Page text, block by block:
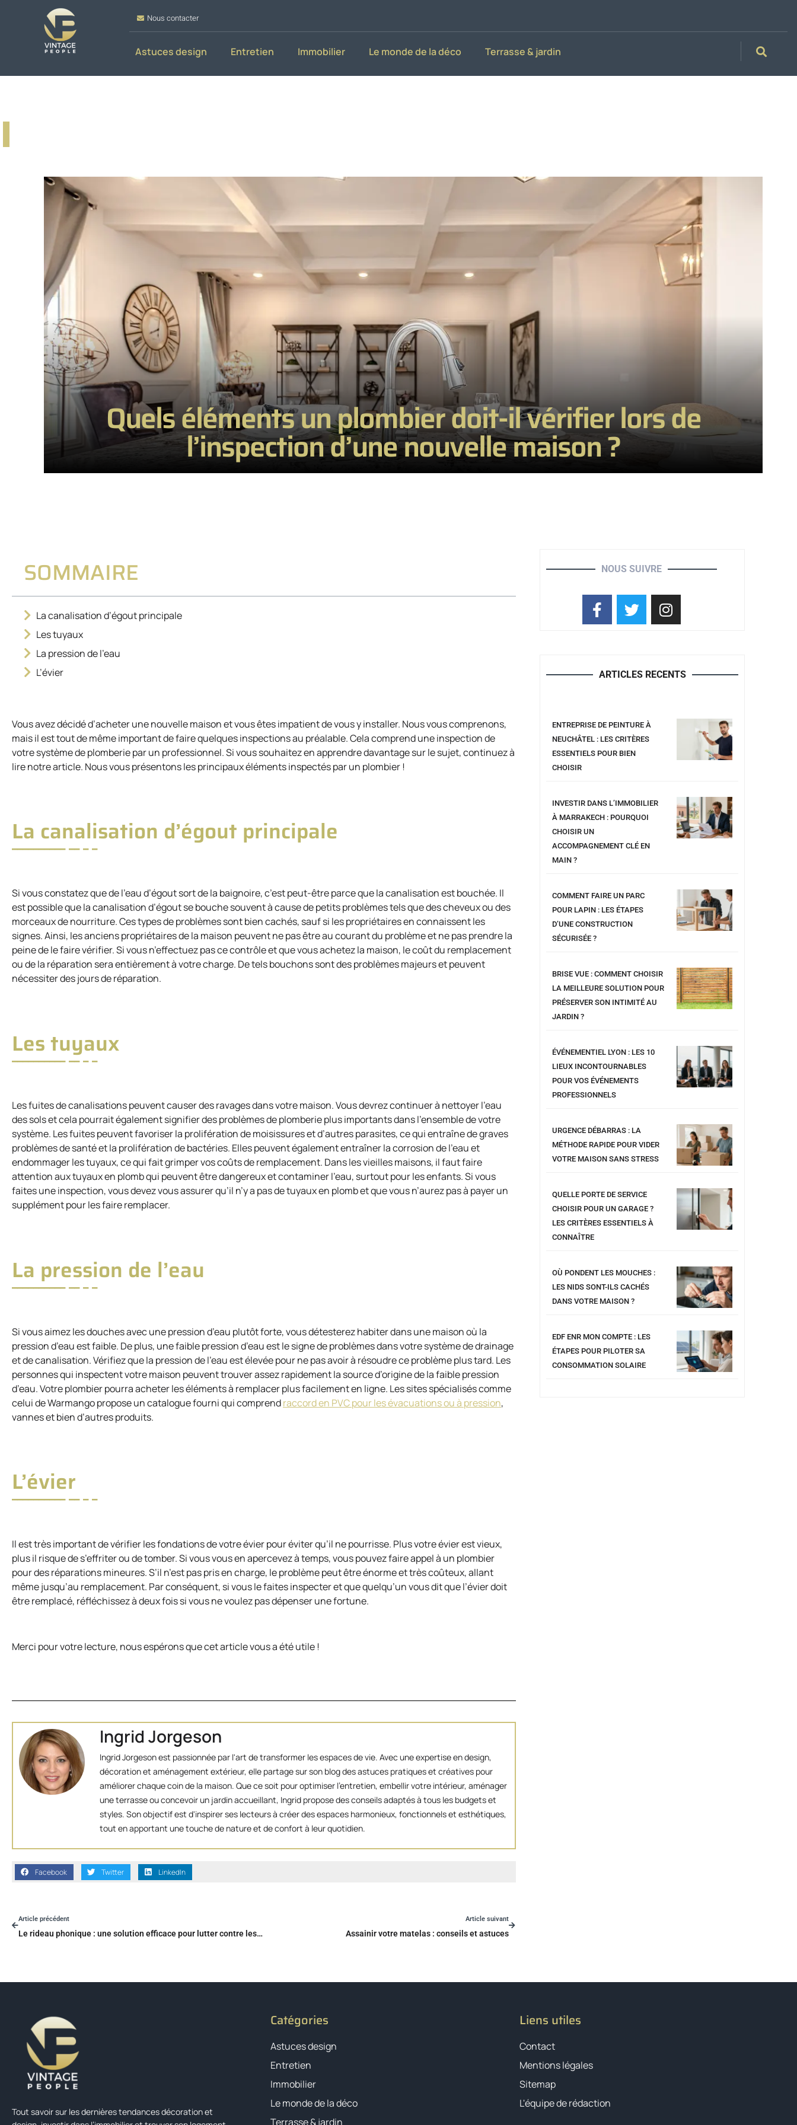
Nous contacter
Astuces design Entretien Immobilier Le monde de la déco Terrasse & jardin
Quels éléments un plombier doit-il vérifier lors de
l’inspection d’une nouvelle maison ?
SOMMAIRE
La canalisation d’égout principale
Les tuyaux
La pression de l’eau
L’évier
Vous avez décidé d’acheter une nouvelle maison et vous êtes impatient de vous y installer. Nous vous comprenons,
mais il est tout de même important de faire quelques inspections au préalable. Cela comprend une inspection de
votre système de plomberie par un professionnel. Si vous souhaitez en apprendre davantage sur le sujet, continuez à
lire notre article. Nous vous présentons les principaux éléments inspectés par un plombier !
La canalisation d’égout principale
Si vous constatez que de l’eau d’égout sort de la baignoire, c’est peut-être parce que la canalisation est bouchée. Il
est possible que la canalisation d’égout se bouche souvent à cause de petits problèmes tels que des cheveux ou des
morceaux de nourriture. Ces types de problèmes sont bien cachés, sauf si les propriétaires en connaissent les
signes. Ainsi, les anciens propriétaires de la maison peuvent ne pas être au courant du problème et ne pas prendre la
peine de le faire vérifier. Si vous n’effectuez pas ce contrôle et que vous achetez la maison, le coût du remplacement
ou de la réparation sera entièrement à votre charge. De tels bouchons sont des problèmes majeurs et peuvent
nécessiter des jours de réparation.
Les tuyaux
Les fuites de canalisations peuvent causer des ravages dans votre maison. Vous devrez continuer à nettoyer l’eau
des sols et cela pourrait également signifier des problèmes de plomberie plus importants dans l’ensemble de votre
système. Les fuites peuvent favoriser la prolifération de moisissures et d’autres parasites, ce qui entraîne de graves
problèmes de santé et la prolifération de bactéries. Elles peuvent également entraîner la corrosion de l’eau et
endommager les tuyaux, ce qui fait grimper vos coûts de remplacement. Dans les vieilles maisons, il faut faire
attention aux tuyaux en plomb qui peuvent être dangereux et contaminer l’eau, surtout pour les enfants. Si vous
faites une inspection, vous devez vous assurer qu’il n’y a pas de tuyaux en plomb et que vous n’aurez pas à payer un
supplément pour les faire remplacer.
La pression de l’eau
Si vous aimez les douches avec une pression d’eau plutôt forte, vous détesterez habiter dans une maison où la
pression d’eau est faible. De plus, une faible pression d’eau est le signe de problèmes dans votre système de drainage
et de canalisation. Vérifiez que la pression de l’eau est élevée pour ne pas avoir à résoudre ce problème plus tard. Les
personnes qui inspectent votre maison peuvent trouver assez rapidement la source d’origine de la faible pression
d’eau. Votre plombier pourra acheter les éléments à remplacer plus facilement en ligne. Les sites spécialisés comme
celui de Warmango propose un catalogue fourni qui comprendraccord en PVC pour les évacuations ou à pression,
vannes et bien d’autres produits.
L’évier
Il est très important de vérifier les fondations de votre évier pour éviter qu’il ne pourrisse. Plus votre évier est vieux,
plus il risque de s’effriter ou de tomber. Si vous vous en apercevez à temps, vous pouvez faire appel à un plombier
pour des réparations mineures. S’il n’est pas pris en charge, le problème peut être énorme et très coûteux, allant
même jusqu’au remplacement. Par conséquent, si vous le faites inspecter et que quelqu’un vous dit que l’évier doit
être remplacé, réfléchissez à deux fois si vous ne voulez pas dépenser une fortune.
Merci pour votre lecture, nous espérons que cet article vous a été utile !
Ingrid Jorgeson
Ingrid Jorgeson est passionnée par l'art de transformer les espaces de vie. Avec une expertise en design,
décoration et aménagement extérieur, elle partage sur son blog des astuces pratiques et créatives pour
améliorer chaque coin de la maison. Que ce soit pour optimiser l’entretien, embellir votre intérieur, aménager
une terrasse ou concevoir un jardin accueillant, Ingrid propose des conseils adaptés à tous les budgets et
styles. Son objectif est d'inspirer ses lecteurs à créer des espaces harmonieux, fonctionnels et esthétiques,
tout en apportant une touche de nature et de confort à leur quotidien.
Facebook Twitter LinkedIn
Article précédent
Le rideau phonique : une solution efficace pour lutter contre les bruits extérieurs
Article suivant
Assainir votre matelas : conseils et astuces
NOUS SUIVRE
ARTICLES RECENTS
ENTREPRISE DE PEINTURE À
NEUCHÂTEL : LES CRITÈRES
ESSENTIELS POUR BIEN
CHOISIR
INVESTIR DANS L’IMMOBILIER
À MARRAKECH : POURQUOI
CHOISIR UN
ACCOMPAGNEMENT CLÉ EN
MAIN ?
COMMENT FAIRE UN PARC
POUR LAPIN : LES ÉTAPES
D’UNE CONSTRUCTION
SÉCURISÉE ?
BRISE VUE : COMMENT CHOISIR
LA MEILLEURE SOLUTION POUR
PRÉSERVER SON INTIMITÉ AU
JARDIN ?
ÉVÉNEMENTIEL LYON : LES 10
LIEUX INCONTOURNABLES
POUR VOS ÉVÉNEMENTS
PROFESSIONNELS
URGENCE DÉBARRAS : LA
MÉTHODE RAPIDE POUR VIDER
VOTRE MAISON SANS STRESS
QUELLE PORTE DE SERVICE
CHOISIR POUR UN GARAGE ?
LES CRITÈRES ESSENTIELS À
CONNAÎTRE
OÙ PONDENT LES MOUCHES :
LES NIDS SONT-ILS CACHÉS
DANS VOTRE MAISON ?
EDF ENR MON COMPTE : LES
ÉTAPES POUR PILOTER SA
CONSOMMATION SOLAIRE
Tout savoir sur les dernières tendances décoration et
Catégories
Astuces design
Entretien
Immobilier
Le monde de la déco
Terrasse & jardin
Liens utiles
Contact
Mentions légales
Sitemap
L'équipe de rédaction